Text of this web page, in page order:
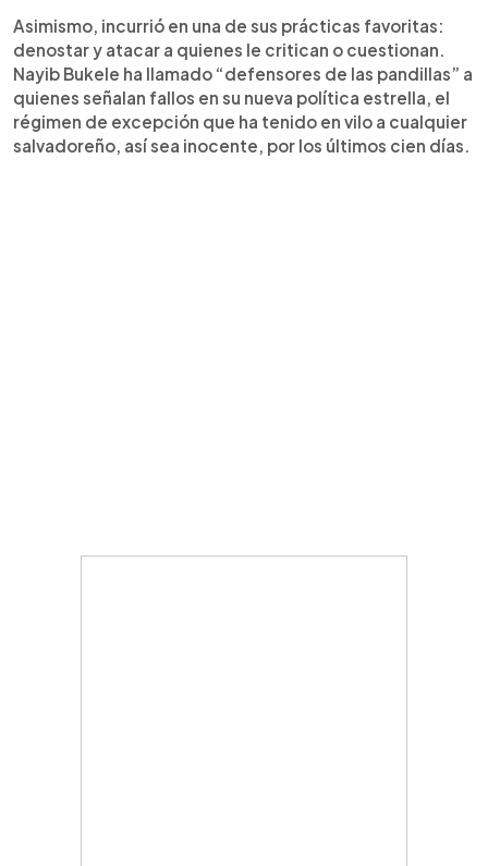
Asimismo, incurrió en una de sus prácticas favoritas:
denostar y atacar a quienes le critican o cuestionan.
Nayib Bukele ha llamado “defensores de las pandillas” a
quienes señalan fallos en su nueva política estrella, el
régimen de excepción que ha tenido en vilo a cualquier
salvadoreño, así sea inocente, por los últimos cien días.